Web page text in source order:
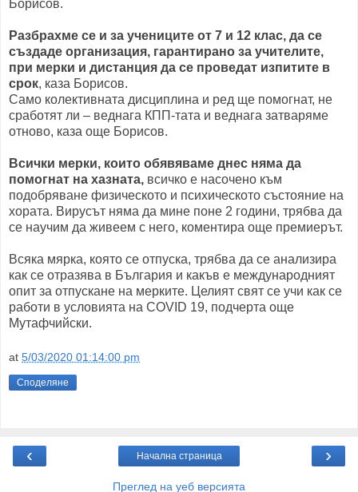
Борисов.
Разбрахме се и за учениците от 7 и 12 клас, да се
създаде организация, гарантирано за учителите,
при мерки и дистанция да се проведат изпитите в
срок, каза Борисов.
Само колективната дисциплина и ред ще помогнат, не
сработят ли – веднага КПП-тата и веднага затваряме
отново, каза още Борисов.
Всички мерки, които обявяваме днес няма да
помогнат на хазната, всичко е насочено към
подобряване физическото и психическото състояние на
хората. Вирусът няма да мине поне 2 години, трябва да
се научим да живеем с него, коментира още премиерът.
Всяка мярка, която се отпуска, трябва да се анализира
как се отразява в България и какъв е международният
опит за отпускане на мерките. Целият свят се учи как се
работи в условията на COVID 19, подчерта още
Мутафчийски.
at 5/03/2020 01:14:00 pm
Споделяне
‹ ›
Начална страница
Преглед на уеб версията